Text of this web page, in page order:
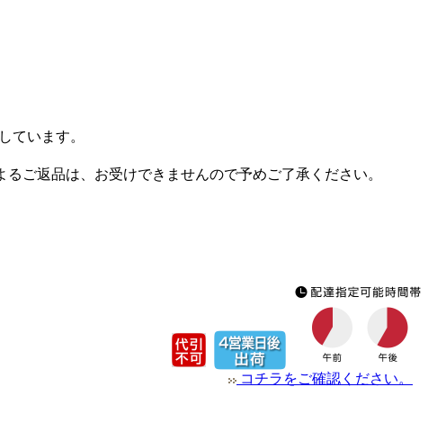
ています。
ご返品は、お受けできませんので予めご了承ください。
コチラをご確認ください。